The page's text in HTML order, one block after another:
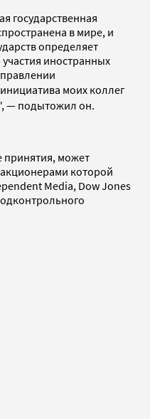
государственная
в мире, и
определяет
иностранных
моих коллег
— подытожил он.
принятия, может
акционерами которой
Media, Dow Jones